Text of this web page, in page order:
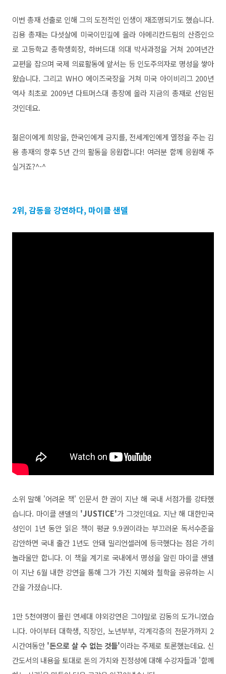
이번 총재 선출로 인해 그의 도전적인 인생이 재조명되기도 했습니다.
김용 총재는 다섯살에 미국이민길에 올라 아메리칸드림의 산증인으
로 고등학교 총학생회장, 하버드대 의대 박사과정을 거쳐 20여년간
교편을 잡으며 국제 의료활동에 앞서는 등 인도주의자로 명성을 쌓아
왔습니다. 그리고 WHO 에이즈국장을 거쳐 미국 아이비리그 200년
역사 최초로 2009년 다트머스대 총장에 올라 지금의 총재로 선임된
것인데요.
젊은이에게 희망을, 한국인에게 긍지를, 전세계인에게 열정을 주는 김
용 총재의 향후 5년 간의 활동을 응원합니다! 여러분 함께 응원해 주
실거죠?^-^
2위, 감동을 강연하다, 마이클 샌델
소위 말해 '어려운 책' 인문서 한 권이 지난 해 국내 서점가를 강타했
습니다. 마이클 샌델의 'JUSTICE'가 그것인데요. 지난 해 대한민국
성인이 1년 동안 읽은 책이 평균 9.9권이라는 부끄러운 독서수준을
감안하면 국내 출간 1년도 안돼 밀리언셀러에 등극했다는 점은 가히
놀라울만 합니다. 이 책을 계기로 국내에서 명성을 알린 마이클 샌델
이 지난 6월 내한 강연을 통해 그가 가진 지혜와 철학을 공유하는 시
간을 가졌습니다.
1만 5천여명이 몰린 연세대 야외강연은 그야말로 감동의 도가니였습
니다. 아이부터 대학생, 직장인, 노년부부, 각계각층의 전문가까지 2
시간여동안 '돈으로 살 수 없는 것들'이라는 주제로 토론했는데요. 신
간도서의 내용을 토대로 돈의 가치와 진정성에 대해 수강자들과 '함께